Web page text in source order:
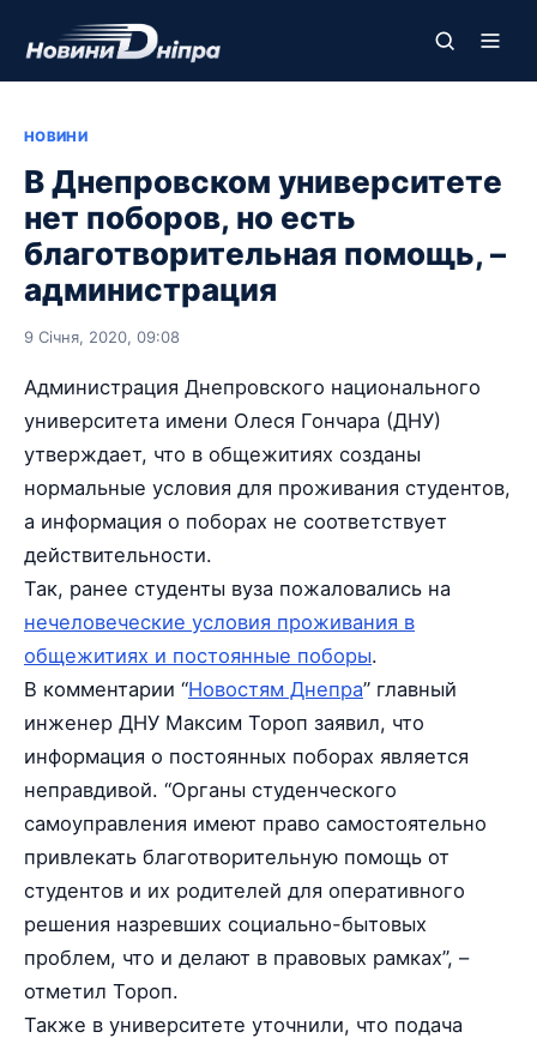
НОВИНИ
В Днепровском университете
нет поборов, но есть
благотворительная помощь, –
администрация
9 Січня, 2020, 09:08
Администрация Днепровского национального
университета имени Олеся Гончара (ДНУ)
утверждает, что в общежитиях созданы
нормальные условия для проживания студентов,
а информация о поборах не соответствует
действительности.
Так, ранее студенты вуза пожаловались на
нечеловеческие условия проживания в
общежитиях и постоянные поборы.
В комментарии “Новостям Днепра” главный
инженер ДНУ Максим Тороп заявил, что
информация о постоянных поборах является
неправдивой. “Органы студенческого
самоуправления имеют право самостоятельно
привлекать благотворительную помощь от
студентов и их родителей для оперативного
решения назревших социально-бытовых
проблем, что и делают в правовых рамках”, –
отметил Тороп.
Также в университете уточнили, что подача